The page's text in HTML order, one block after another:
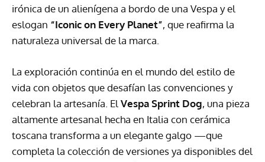
irónica de un alienígena a bordo de una Vespa y el
eslogan “Iconic on Every Planet”, que reafirma la
naturaleza universal de la marca.
La exploración continúa en el mundo del estilo de
vida con objetos que desafían las convenciones y
celebran la artesanía. El Vespa Sprint Dog, una pieza
altamente artesanal hecha en Italia con cerámica
toscana transforma a un elegante galgo —que
completa la colección de versiones ya disponibles del